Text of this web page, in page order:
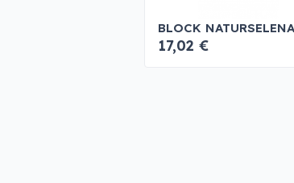
BLOCK NATURSELENA
17,02 €